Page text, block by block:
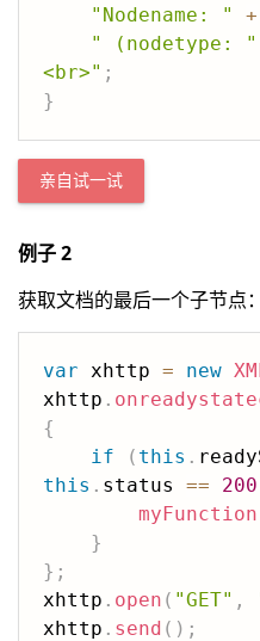
"Nodename: "
+
" (nodetype: "
<br>" ;
}
亲自试一试
例子 2
获取文档的最后一个子节点：
var xhttp = new
xhttp .
{
if
( this .
this . status == 200
myFunction
}
} ;
xhttp . open ( "GET" ,
xhttp . send ( ) ;